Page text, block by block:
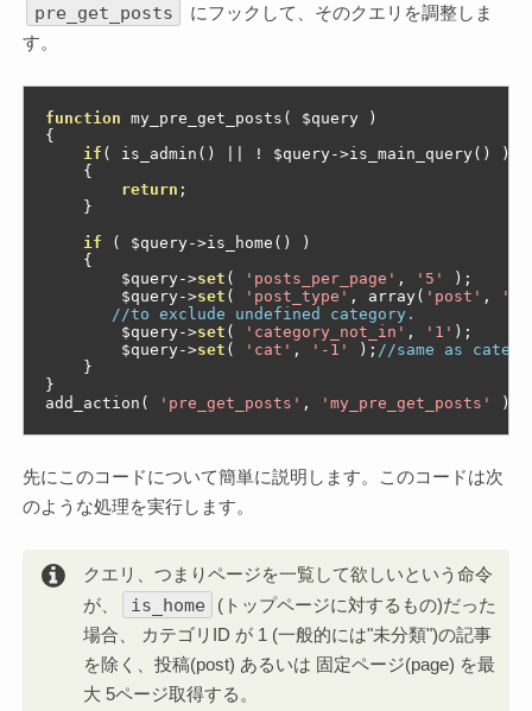
pre_get_posts
にフックして、そのクエリを調整しま
す。
function my_pre_get_posts ( $query
)
{
if ( is_admin () ! $query->is_main_query()
)
{
return ;
}
if
( $query->is_home ()
)
{
        $query
->set ( 'posts_per_page' , '5'
);
        $query
->set ( 'post_type' , array( 'post' ,
//to exclude undefined category.
        $query
->set ( 'category_not_in' , '1' );
        $query
->set ( 'cat' , '-1' ); //same as
}
}
add_action ( 'pre_get_posts' , 'my_pre_get_posts' );
先にこのコードについて簡単に説明します。このコードは次
のような処理を実行します。
クエリ、つまりページを一覧して欲しいという命令
が、
is_home
(トップページに対するもの)だった
場合、 カテゴリID が 1 (一般的には"未分類")の記事
を除く、投稿(post) あるいは 固定ページ(page) を最
大 5ページ取得する。